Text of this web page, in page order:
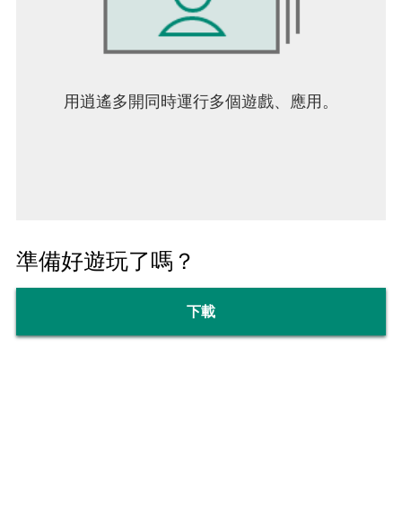
用逍遙多開同時運行多個遊戲、應用。
準備好遊玩了嗎？
下載